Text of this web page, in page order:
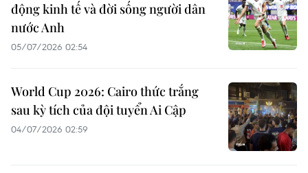
động kinh tế và đời sống người dân
nước Anh
05/07/2026 02:54
World Cup 2026: Cairo thức trắng
sau kỳ tích của đội tuyển Ai Cập
04/07/2026 02:59